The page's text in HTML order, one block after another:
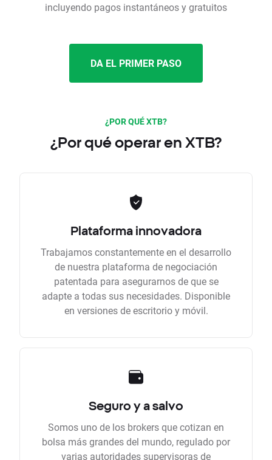
incluyendo pagos instantáneos y gratuitos
DA EL PRIMER PASO
¿POR QUÉ XTB?
¿Por qué operar en XTB?
Plataforma innovadora
Trabajamos constantemente en el desarrollo
de nuestra plataforma de negociación
patentada para asegurarnos de que se
adapte a todas sus necesidades. Disponible
en versiones de escritorio y móvil.
Seguro y a salvo
Somos uno de los brokers que cotizan en
bolsa más grandes del mundo, regulado por
varias autoridades supervisoras de